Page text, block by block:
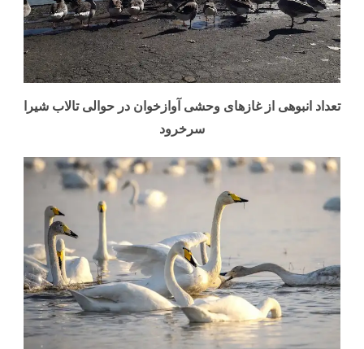
تعداد انبوهی از غازهای وحشی آوازخوان در حوالی تالاب شیرا
سرخرود